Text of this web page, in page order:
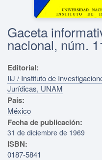
Gaceta
nacional, núm.
Editorial:
IIJ / Instituto de
Jurídicas, UNAM
País:
México
Fecha de publicación:
31 de diciembre de 1969
ISBN:
0187-5841